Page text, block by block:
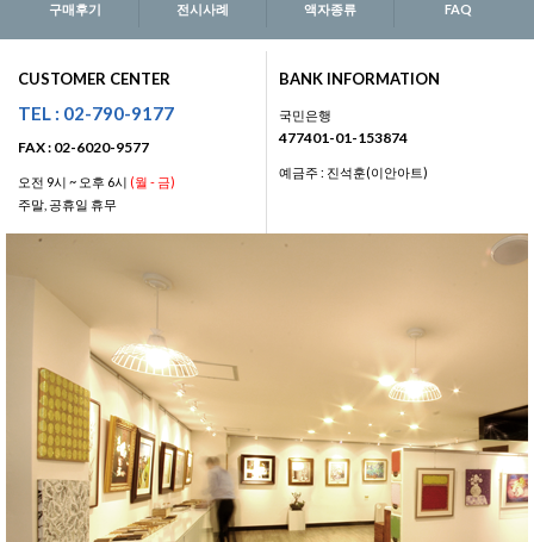
구매후기 전시사례 액자종류 FAQ
CUSTOMER CENTER
TEL : 02-790-9177
FAX : 02-6020-9577
오전 9시 ~ 오후 6시 (월 - 금)
주말, 공휴일 휴무
BANK INFORMATION
국민은행
477401-01-153874
예금주 : 진석훈(이안아트)